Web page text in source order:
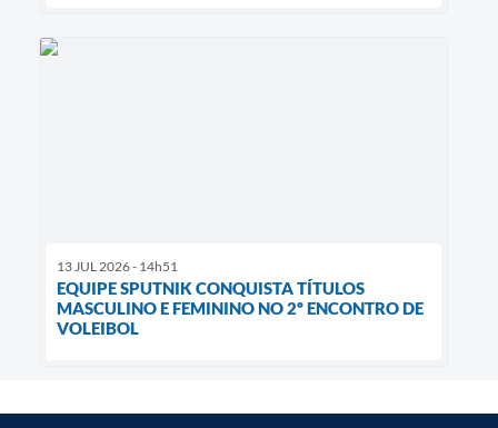
13 JUL 2026 - 14h51
EQUIPE SPUTNIK CONQUISTA TÍTULOS
MASCULINO E FEMININO NO 2º ENCONTRO DE
VOLEIBOL